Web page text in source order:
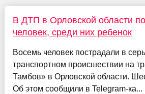
В ДТП в Орловской области
человек, среди них ребенок
Восемь человек пострадали в
транспортном происшествии на
Тамбов» в Орловской области.
Об этом сообщили в Telegram-ка...